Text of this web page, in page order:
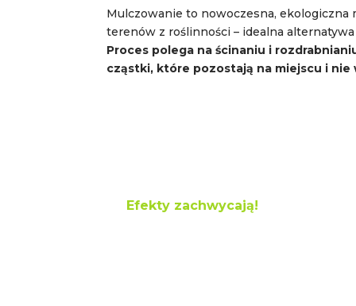
Mulczowanie to nowoczesna, ekologiczna
terenów z roślinności – idealna
Proces polega na ścinaniu i
cząstki, które pozostają na miejscu i nie
Efekty zachwycają!